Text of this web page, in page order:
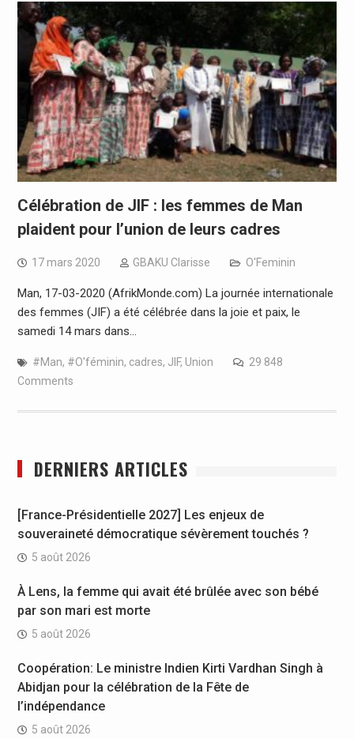
Célébration de JIF : les femmes de Man
plaident pour l’union de leurs cadres
17 mars 2020 GBAKU Clarisse O'Feminin
Man, 17-03-2020 (AfrikMonde.com) La journée internationale
des femmes (JIF) a été célébrée dans la joie et paix, le
samedi 14 mars dans…
#Man, #O'féminin, cadres, JIF, Union
29 848
Comments
DERNIERS ARTICLES
[France-Présidentielle 2027] Les enjeux de
souveraineté démocratique sévèrement touchés ?
5 août 2026
À Lens, la femme qui avait été brûlée avec son bébé
par son mari est morte
5 août 2026
Coopération: Le ministre Indien Kirti Vardhan Singh à
Abidjan pour la célébration de la Fête de
l’indépendance
5 août 2026